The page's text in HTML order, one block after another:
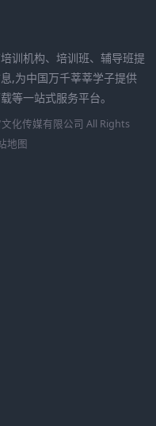
训机构、培训班、辅导班提
,为中国万千莘莘学子提供
等一站式服务平台。
化传媒有限公司 All Rights
地图